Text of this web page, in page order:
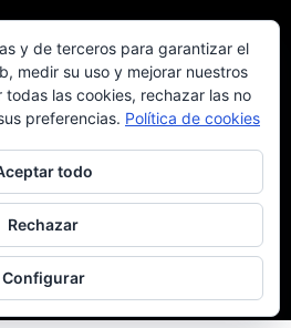
Digital de la Costa
Siguenos en Fm a traves del
OndaSur Motril.
sobre las cookies Contacto
y de terceros para garantizar el
medir su uso y mejorar nuestros
las cookies, rechazar las no
preferencias. Política de cookies
todo
Rechazar
Configurar